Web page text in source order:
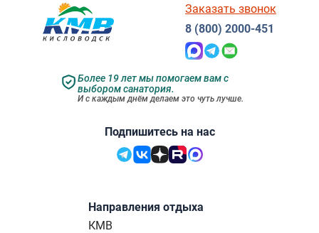
Подпишитесь на нас
Более 19 лет мы помогаем вам с
выбором санатория.
И с каждым днём делаем это чуть лучше.
Заказать звонок
8 (800) 2000-451
Направления отдыха
КМВ